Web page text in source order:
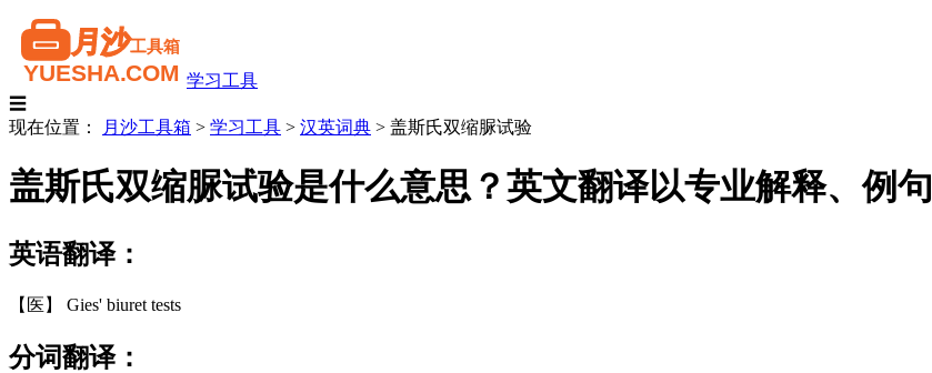
学习工具
☰
现在位置：
月沙工具箱 > 学习工具 > 汉英词典 > 盖斯氏双缩脲试验
盖斯氏双缩脲试验是什么意思？英文翻译以专业解释、例句
英语翻译：
【医】 Gies' biuret tests
分词翻译：